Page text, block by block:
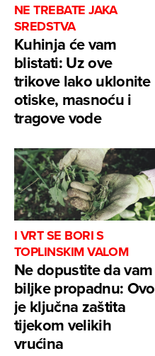
NE TREBATE JAKA
SREDSTVA
Kuhinja će vam
blistati: Uz ove
trikove lako uklonite
otiske, masnoću i
tragove vode
I VRT SE BORI S
TOPLINSKIM VALOM
Ne dopustite da vam
biljke propadnu: Ovo
je ključna zaštita
tijekom velikih
vrućina